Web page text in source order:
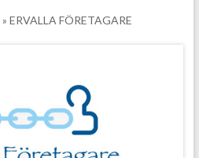
» ERVALLA FÖRETAGARE